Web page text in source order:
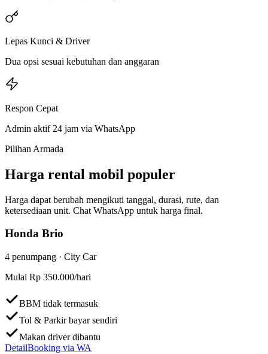
Lepas Kunci & Driver
Dua opsi sesuai kebutuhan dan anggaran
Respon Cepat
Admin aktif 24 jam via WhatsApp
Pilihan Armada
Harga rental mobil populer
Harga dapat berubah mengikuti tanggal, durasi, rute, dan
ketersediaan unit. Chat WhatsApp untuk harga final.
Honda Brio
4 penumpang · City Car
Mulai Rp 350.000/hari
BBM tidak termasuk
Tol & Parkir bayar sendiri
Makan driver dibantu
DetailBooking via WA